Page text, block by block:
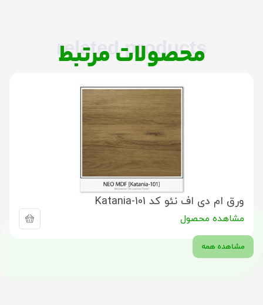
related products
محصولات مرتبط
ورق ام دی اف نئو کد Katania-101
مشاهده محصول
مشاهده همه